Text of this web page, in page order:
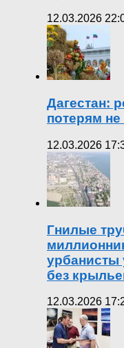
12.03.2026
Дагестан:
потерям
12.03.2026
Гнилые
урбанисты
без
12.03.2026